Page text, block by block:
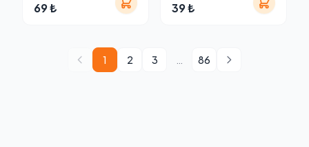
69 ₺ 39 ₺
1 2 3 86